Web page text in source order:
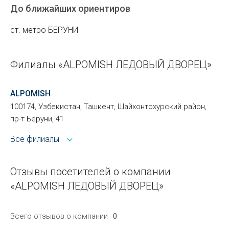
До ближайших ориентиров
ст. метро БЕРУНИ
Филиалы «ALPOMISH ЛЕДОВЫЙ ДВОРЕЦ»
ALPOMISH
100174, Узбекистан, Ташкент, Шайхонтохурский район,
пр-т Беруни, 41
Все филиалы
Отзывы посетителей о компании
«ALPOMISH ЛЕДОВЫЙ ДВОРЕЦ»
Всего отзывов о компании 0